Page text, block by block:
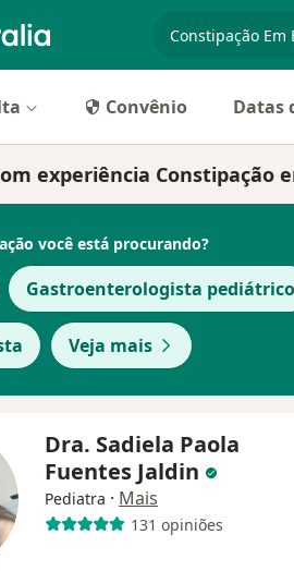
especialidade,
Convênio Datas
experiência Constipação
você está procurando?
Gastroenterologista pediátrico
Veja mais
Dra. Sadiela Paola
Fuentes Jaldin
Pediatra · Mais
131 opiniões